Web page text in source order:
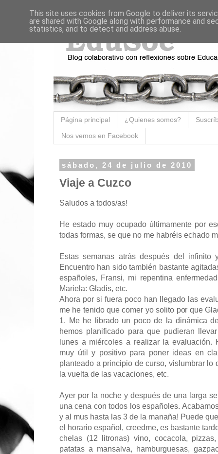
Página principal ¿Quienes somos?
Nos vemos en Facebook
sábado, 24 de julio de 2010
Viaje a Cuzco
Saludos a todos/as!
He estado muy ocupado últimamente por
todas formas, se que no me habréis echado
Estas semanas atrás después del
Encuentro han sido también bastante
españoles, Fransi, mi repentina
Mariela: Gladis, etc.
Ahora por si fuera poco han llegado las
me he tenido que comer yo solito por que
1. Me he librado un poco de la dinámica
hemos planificado para que pudieran
lunes a miércoles a realizar la evaluación.
muy útil y positivo para poner ideas en
planteado a principio de curso, vislumbrar lo
la vuelta de las vacaciones, etc.
Ayer por la noche y después de una larga
una cena con todos los españoles.
y al mus hasta las 3 de la manaña! Puede
el horario español, creedme, es bastante
chelas (12 litronas) vino, cocacola,
patatas a mansalva, hamburguesas,
This site uses cookies from Google to deliver its
are shared with Google along with performance and
statistics, and to detect and address abuse.